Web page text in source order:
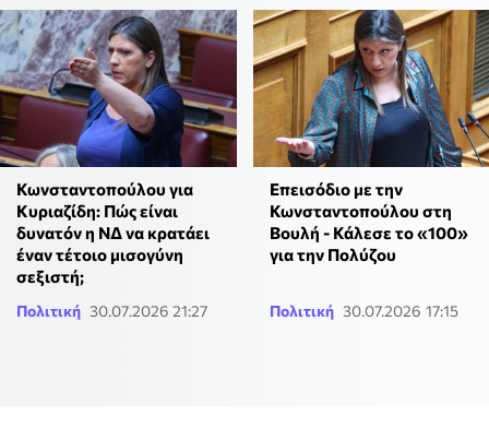
Κωνσταντοπούλου για
Κυριαζίδη: Πώς είναι
δυνατόν η ΝΔ να κρατάει
έναν τέτοιο μισογύνη
σεξιστή;
Πολιτική 30.07.2026 21:27
Επεισόδιο με την
Κωνσταντοπούλου στη
Βουλή - Κάλεσε το «100»
για την Πολύζου
Πολιτική 30.07.2026 17:15